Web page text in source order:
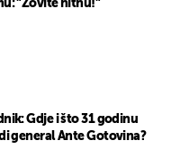
"Zovite hitnu!"
Gdje i što 31 godinu
general Ante Gotovina?